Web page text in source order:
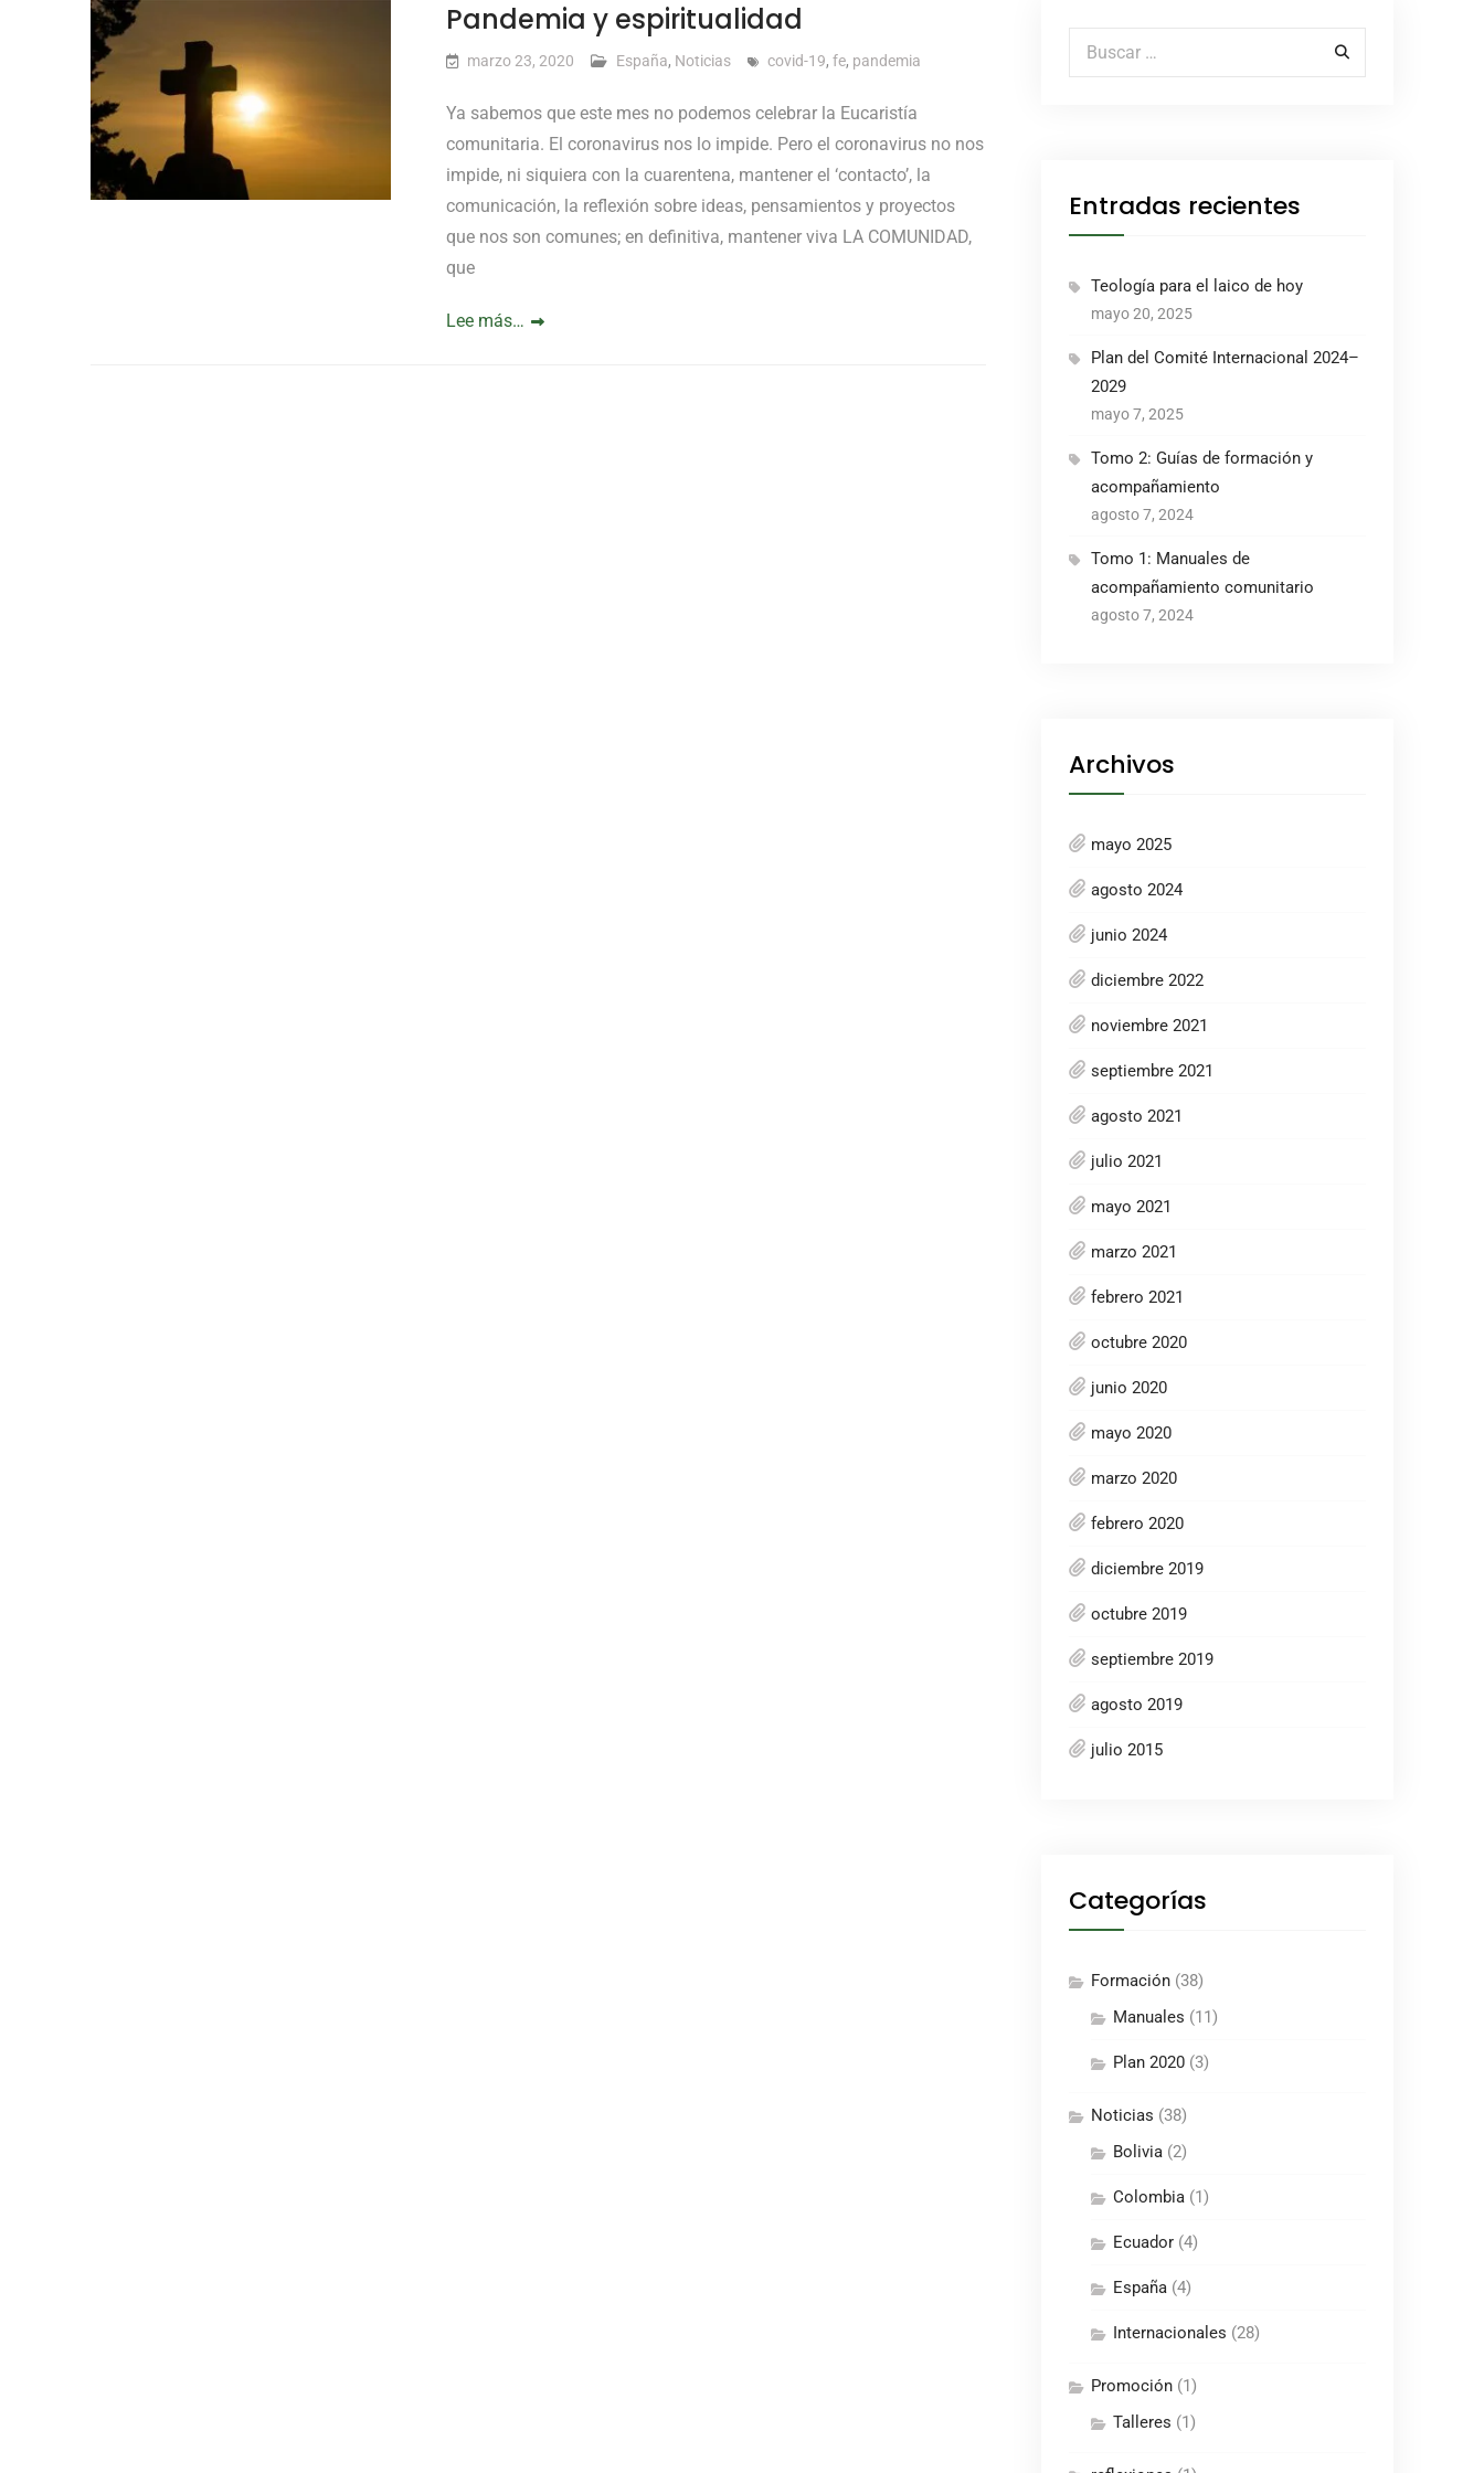
Pandemia y espiritualidad
marzo 23, 2020 España, Noticias covid-19, fe, pandemia
Ya sabemos que este mes no podemos celebrar la Eucaristía
comunitaria. El coronavirus nos lo impide. Pero el coronavirus no nos
impide, ni siquiera con la cuarentena, mantener el ‘contacto’, la
comunicación, la reflexión sobre ideas, pensamientos y proyectos
que nos son comunes; en definitiva, mantener viva LA COMUNIDAD,
que
Lee más…
Buscar por:
Entradas recientes
Teología para el laico de hoy
mayo 20, 2025
Plan del Comité Internacional 2024–
2029
mayo 7, 2025
Tomo 2: Guías de formación y
acompañamiento
agosto 7, 2024
Tomo 1: Manuales de
acompañamiento comunitario
agosto 7, 2024
Archivos
mayo 2025
agosto 2024
junio 2024
diciembre 2022
noviembre 2021
septiembre 2021
agosto 2021
julio 2021
mayo 2021
marzo 2021
febrero 2021
octubre 2020
junio 2020
mayo 2020
marzo 2020
febrero 2020
diciembre 2019
octubre 2019
septiembre 2019
agosto 2019
julio 2015
Categorías
Formación (38)
Manuales (11)
Plan 2020 (3)
Noticias (38)
Bolivia (2)
Colombia (1)
Ecuador (4)
España (4)
Internacionales (28)
Promoción (1)
Talleres (1)